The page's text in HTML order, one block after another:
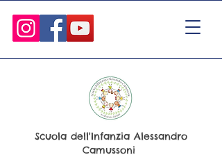
Scuola dell'Infanzia Alessandro
Camussoni